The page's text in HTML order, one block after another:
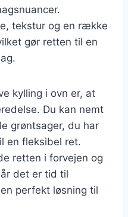
tekstur og en række
gør retten til en
kylling i ovn er, at
Du kan nemt
grøntsager, du har
en fleksibel ret.
retten i forvejen og
det er tid til
perfekt løsning til